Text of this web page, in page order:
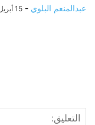
عبدالمنعم البلوي - 15 أبريل، 2026